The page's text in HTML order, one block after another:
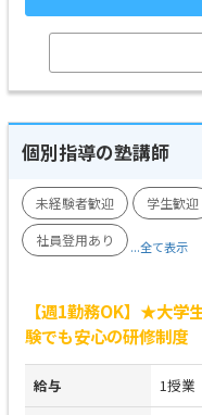
個別指導の塾講師
未経験者歓迎 学生歓迎
社員登用あり
...全て表示
【週1勤務OK】★大
験でも安心の研修制度
給与 1授業